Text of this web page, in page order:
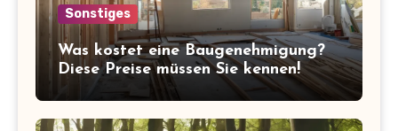
Sonstiges
Was kostet eine Baugenehmigung?
Diese Preise müssen Sie kennen!